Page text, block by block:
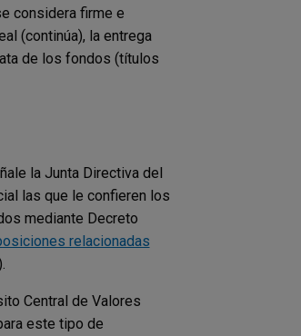
considera firme e
(continúa), la entrega
de los fondos (títulos
la Junta Directiva del
las que le confieren los
mediante Decreto
relacionadas
Central de Valores
este tipo de